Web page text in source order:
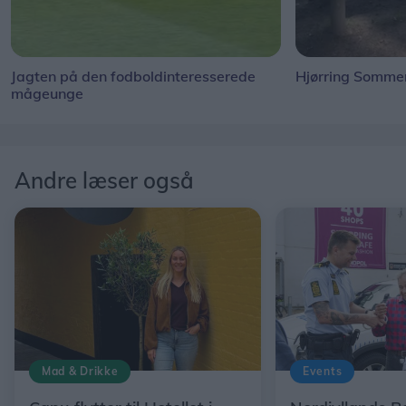
Jagten på den fodboldinteresserede
mågeunge
Hjørring
Andre læser også
Mad & Drikke Events